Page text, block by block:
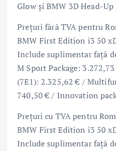
Glow și BMW 3D Head-Up
Preţuri fără TVA pentru
BMW First Edition i3 50
Include suplimentar faţă
M Sport Package:
(7E1): 2.325,62 € /
740,50 € / Innovation
Preţuri cu TVA pentru
BMW First Edition i3 50
Include suplimentar faţă